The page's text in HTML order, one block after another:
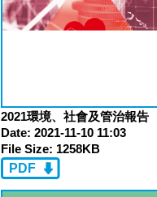
2021環境、社會及管治報告
Date: 2021-11-10 11:03
File Size: 1258KB
PDF